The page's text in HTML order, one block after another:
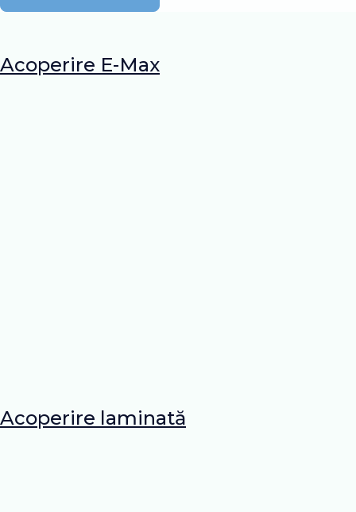
Acoperire E-Max
Acoperire laminată